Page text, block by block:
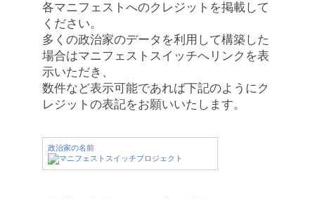
各マニフェストへのクレジットを掲載して
ください。
多くの政治家のデータを利用して構築した
場合はマニフェストスイッチへリンクを表
示いただき、
数件など表示可能であれば下記のようにク
レジットの表記をお願いいたします。
政治家の名前